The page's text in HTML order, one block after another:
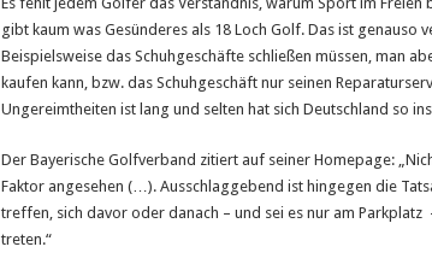
gibt kaum was Gesünderes als 18 Loch Golf. Das ist genauso
Beispielsweise das Schuhgeschäfte schließen müssen, man
kaufen kann, bzw. das Schuhgeschäft nur seinen
Ungereimtheiten ist lang und selten hat sich Deutschland so
Der Bayerische Golfverband zitiert auf seiner Homepage:
Faktor angesehen (…). Ausschlaggebend ist hingegen die
treffen, sich davor oder danach – und sei es nur am
treten.“